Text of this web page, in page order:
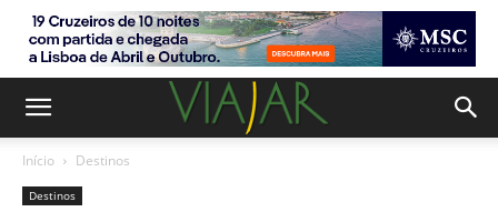
Início Destinos
Destinos